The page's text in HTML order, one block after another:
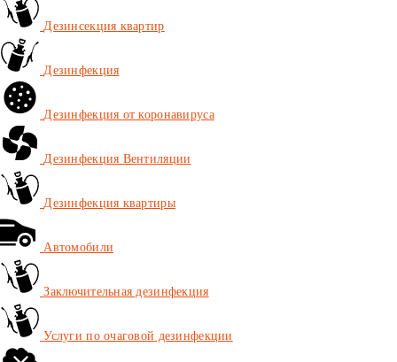
Дезинсекция квартир
Дезинфекция
Дезинфекция от коронавируса
Дезинфекция Вентиляции
Дезинфекция квартиры
Автомобили
Заключительная дезинфекция
Услуги по очаговой дезинфекции